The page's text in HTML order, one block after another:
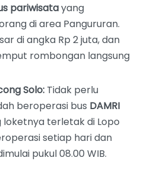
pariwisatayang
di area Pangururan.
di angka Rp 2 juta, dan
rombongan langsung
Solo: Tidak perlu
beroperasi bus DAMRI
loketnya terletak di Lopo
setiap hari dan
pukul 08.00 WIB.